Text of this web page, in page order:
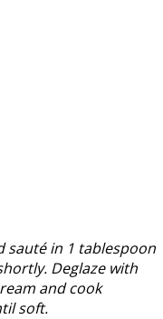
sauté in 1 tablespoon
Deglaze with
and cook
soft.